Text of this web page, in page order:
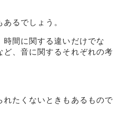
るでしょう。
間に関する違いだけでな
ど、音に関するそれぞれの考
たくないときもあるもので